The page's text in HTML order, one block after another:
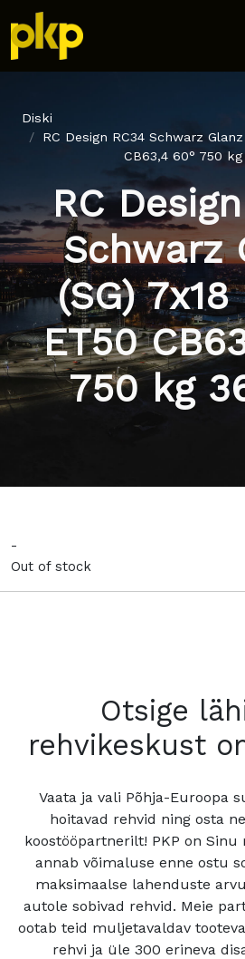
Diski
RC Design RC34 Schwarz
CB63,4 60° 750 kg
RC
Schwarz
(SG) 7x18
ET50
750 kg
-
Out of stock
Otsige
rehvikeskust
Vaata ja vali Põhja-Euroopa
hoitavad rehvid ning osta
koostööpartnerilt! PKP on
annab võimaluse enne ostu
maksimaalse lahenduste
autole sobivad rehvid. Meie
ootab teid muljetavaldav
rehvi ja üle 300 erineva